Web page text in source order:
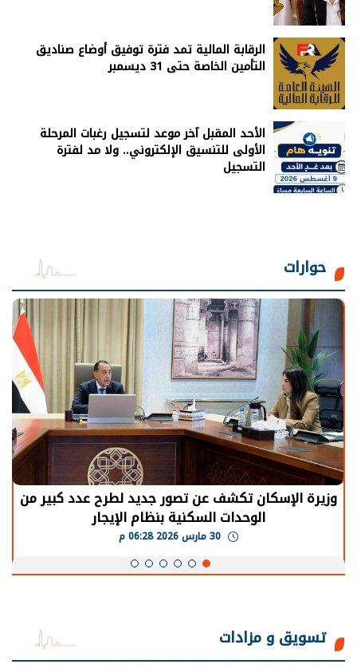
الرقابة المالية تمد فترة توفيق أوضاع صناديق
التأمين الخاصة حتى 31 ديسمبر
الأحد المقبل آخر موعد لتسجيل رغبات المرحلة
الأولى للتنسيق الإلكتروني.. ولا مد لفترة
التسجيل
حوارات
الرئيس السيسي: توقف الأنشطة في قطاع الطاقة
يحتاج إلى سنوات لعودة معدلات الإنتاج الطبيعية
تسويق و مزادات